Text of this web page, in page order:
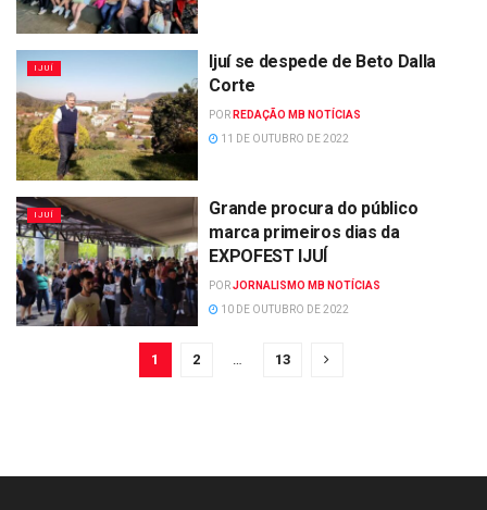
IJUÍ
Ijuí se despede de Beto Dalla
Corte
POR REDAÇÃO MB NOTÍCIAS
11 DE OUTUBRO DE 2022
IJUÍ
Grande procura do público
marca primeiros dias da
EXPOFEST IJUÍ
PORJORNALISMO MB NOTÍCIAS
10 DE OUTUBRO DE 2022
1 2 … 13